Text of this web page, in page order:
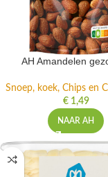
AH Amandelen
Snoep, koek, Chips en
€1,49
NAAR AH